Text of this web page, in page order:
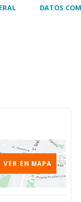
DATOS
VER EN MAPA